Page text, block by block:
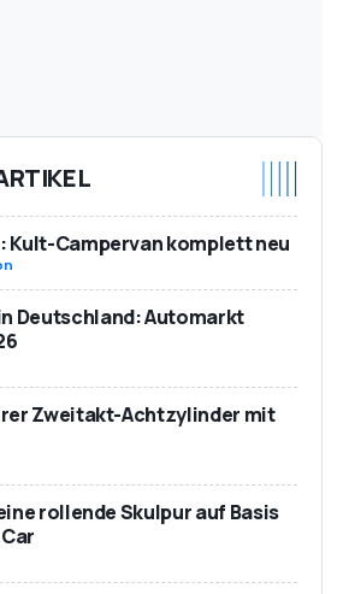
Kult-Campervan komplett neu
Deutschland: Automarkt
Zweitakt-Achtzylinder mit
rollende Skulpur auf Basis